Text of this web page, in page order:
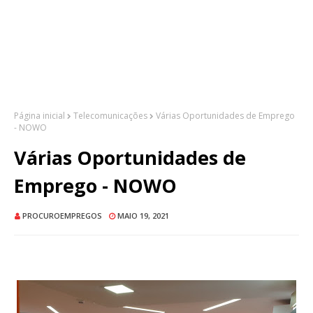
Página inicial Telecomunicações
Várias Oportunidades de Emprego
- NOWO
Várias Oportunidades de
Emprego - NOWO
PROCUROEMPREGOS MAIO 19, 2021